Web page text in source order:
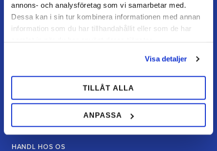
annons- och analysföretag som vi samarbetar med.
Dessa kan i sin tur kombinera informationen med annan
information som du har tillhandahållit eller som de har
Visa detaljer
TILLÅT ALLA
ANPASSA
KUNDESERVICE
Kundeservice
Returnering / fortryd køb
HANDL HOS OS